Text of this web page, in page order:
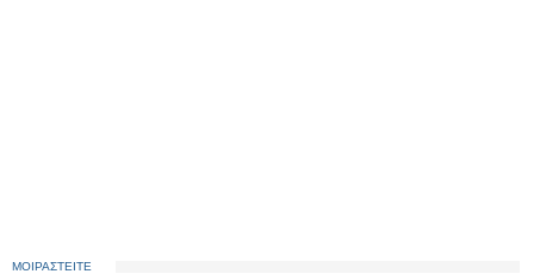
ΜΟΙΡΑΣΤΕΙΤΕ